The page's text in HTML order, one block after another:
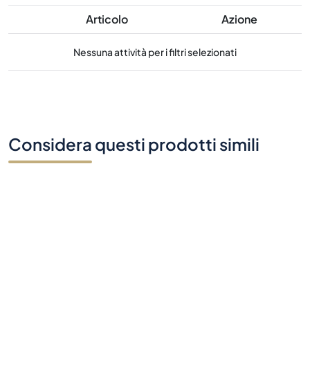
Articolo Azione
Nessuna attività per i filtri selezionati
Considera questi prodotti simili